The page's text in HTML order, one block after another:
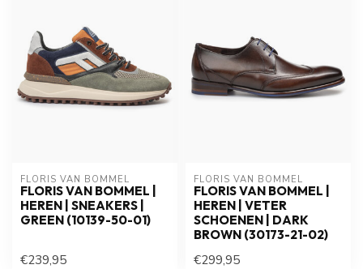
FLORIS VAN BOMMEL
FLORIS VAN BOMMEL |
HEREN | SNEAKERS |
GREEN (10139-50-01)
€239,95
FLORIS VAN BOMMEL
FLORIS VAN BOMMEL |
HEREN | VETER
SCHOENEN | DARK
BROWN (30173-21-02)
€299,95